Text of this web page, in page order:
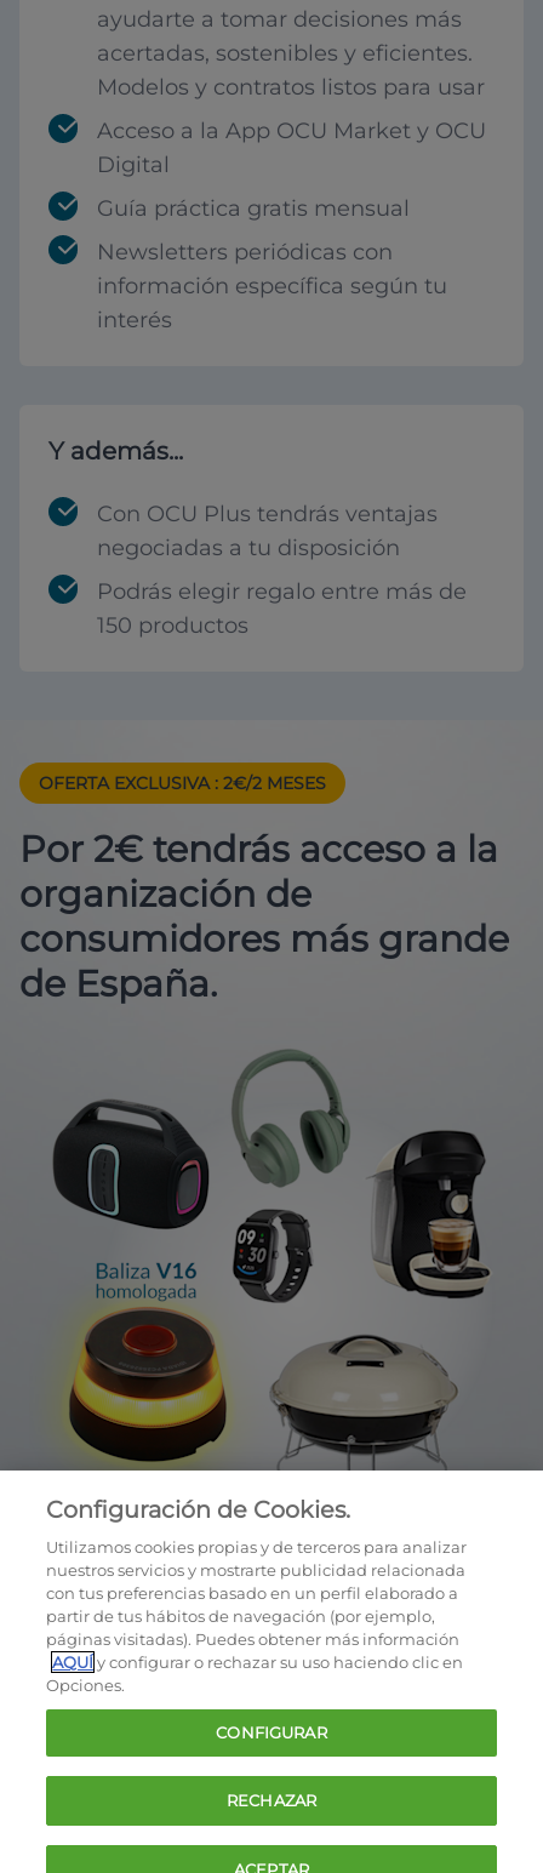
ayudarte a tomar decisiones más
acertadas, sostenibles y eficientes.
Modelos y contratos listos para usar
Acceso a la App OCU Market y OCU
Digital
Guía práctica gratis mensual
Newsletters periódicas con
información específica según tu
interés
Y además...
Con OCU Plus tendrás ventajas
negociadas a tu disposición
Podrás elegir regalo entre más de
150 productos
OFERTA EXCLUSIVA : 2€/2 MESES
Por 2€ tendrás acceso a la
organización de
consumidores más grande
de España.
Cookies
Política de privacidad
Términos y condiciones de la oferta
Contacto
FAQ
Configuración de Cookies.
Utilizamos cookies propias y de terceros para analizar
nuestros servicios y mostrarte publicidad relacionada
con tus preferencias basado en un perfil elaborado a
partir de tus hábitos de navegación (por ejemplo,
páginas visitadas). Puedes obtener más información
AQUÍy configurar o rechazar su uso haciendo clic en
Opciones.
CONFIGURAR
RECHAZAR